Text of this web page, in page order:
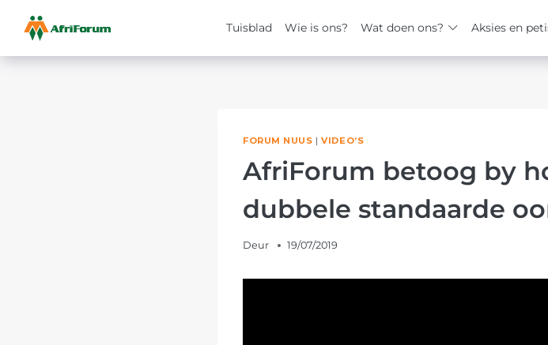
Tuisblad Wie is ons? Wat doen ons? Aksies en
Skip
FORUM NUUS |VIDEO’S
AfriForum betoog by
dubbele standaarde
Deur 19/07/2019